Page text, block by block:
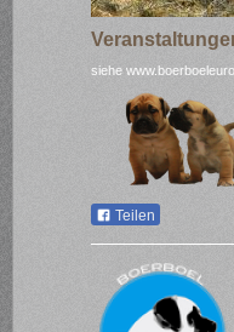
siehe
Teilen